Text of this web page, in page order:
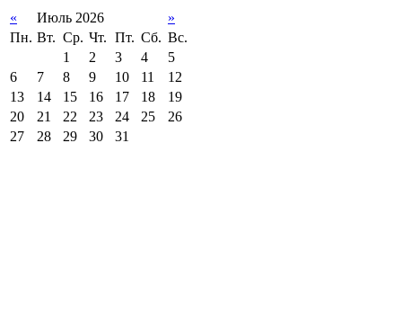
« Июль 2026
»
Пн. Вт. Ср. Чт. Пт. Сб. Вс.
1
2 3 4
5
6
7 8 9 10 11
12
13
14 15 16 17 18
19
20
21 22 23 24 25
26
27
28 29 30 31